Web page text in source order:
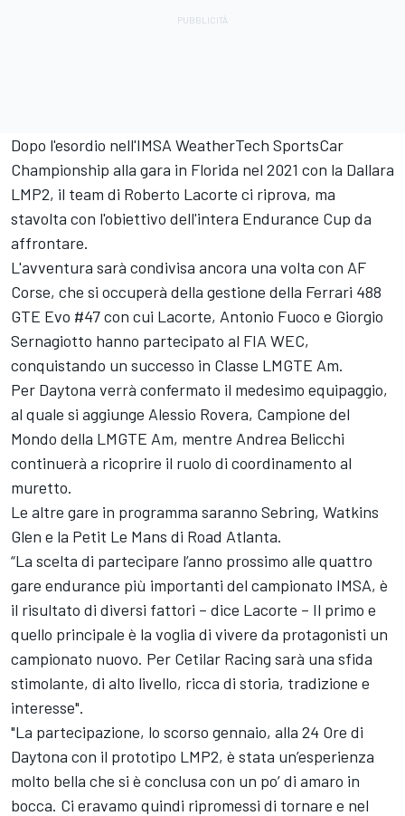
Dopo l'esordio nell'IMSA WeatherTech SportsCar
Championship alla gara in Florida nel 2021 con la Dallara
LMP2, il team di Roberto Lacorte ci riprova, ma
stavolta con l'obiettivo dell'intera Endurance Cup da
affrontare.
L'avventura sarà condivisa ancora una volta con AF
Corse, che si occuperà della gestione della Ferrari 488
GTE Evo #47 con cui Lacorte, Antonio Fuoco e Giorgio
Sernagiotto hanno partecipato al FIA WEC,
conquistando un successo in Classe LMGTE Am.
Per Daytona verrà confermato il medesimo equipaggio,
al quale si aggiunge Alessio Rovera, Campione del
Mondo della LMGTE Am, mentre Andrea Belicchi
continuerà a ricoprire il ruolo di coordinamento al
muretto.
Le altre gare in programma saranno Sebring, Watkins
Glen e la Petit Le Mans di Road Atlanta.
“La scelta di partecipare l’anno prossimo alle quattro
gare endurance più importanti del campionato IMSA, è
il risultato di diversi fattori – dice Lacorte – Il primo e
quello principale è la voglia di vivere da protagonisti un
campionato nuovo. Per Cetilar Racing sarà una sfida
stimolante, di alto livello, ricca di storia, tradizione e
interesse".
"La partecipazione, lo scorso gennaio, alla 24 Ore di
Daytona con il prototipo LMP2, è stata un’esperienza
molto bella che si è conclusa con un po’ di amaro in
bocca. Ci eravamo quindi ripromessi di tornare e nel